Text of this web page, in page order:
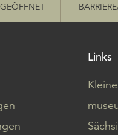
Links